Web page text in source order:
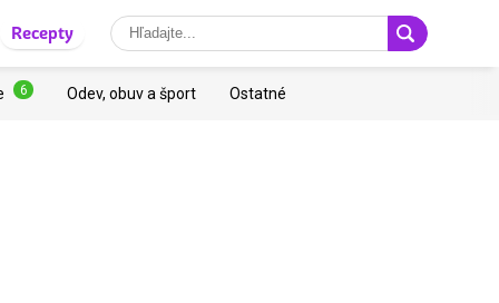
Recepty
6 Odev, obuv a šport Ostatné